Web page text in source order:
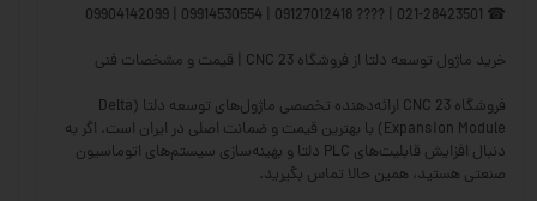
☎ 021-28423501 | ???? 09127012418 | 09914530554 | 09904142099
خرید ماژول توسعه دلتا از فروشگاه CNC 23 | قیمت و مشخصات فنی
فروشگاه CNC 23 ارائه‌دهنده تخصصی ماژول‌های توسعه دلتا (Delta
Expansion Module) با بهترین قیمت و ضمانت اصلی در ایران است. اگر به
دنبال افزایش قابلیت‌های PLC دلتا و بهینه‌سازی سیستم‌های اتوماسیون
صنعتی هستید، همین حالا تماس بگیرید.